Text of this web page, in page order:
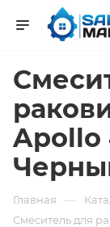
Apollo
Главная —
Смеситель для